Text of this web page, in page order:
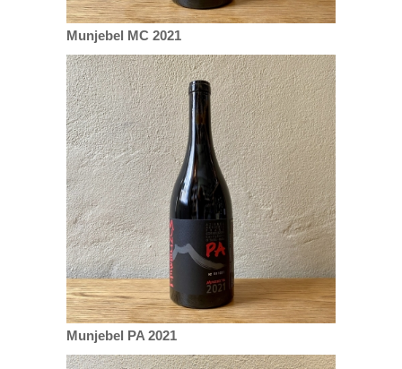
Munjebel MC 2021
Munjebel PA 2021